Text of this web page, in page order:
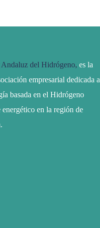
Andaluz del Hidrógeno, es la
empresarial dedicada a
basada en el Hidrógeno
energético en la región de